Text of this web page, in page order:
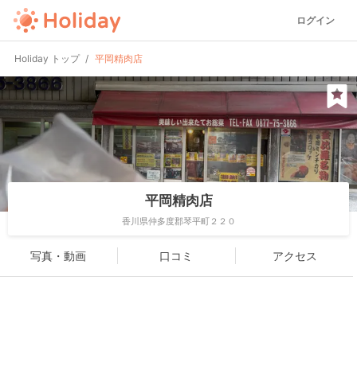
ログイン
Holiday トップ 平岡精肉店
平岡精肉店
香川県仲多度郡琴平町２２０
写真・動画 口コミ アクセス